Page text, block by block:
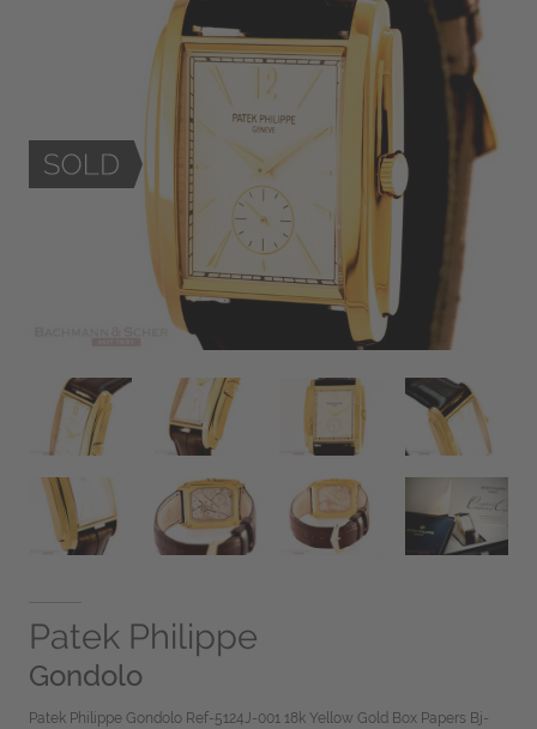
Patek Philippe
Gondolo
Patek Philippe Gondolo Ref-5124J-001 18k Yellow Gold Box Papers Bj-